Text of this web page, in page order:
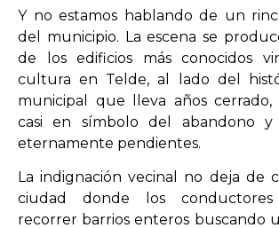
Y no estamos hablando de un
del municipio. La escena se
de los edificios más conocidos
cultura en Telde, al lado del
municipal que lleva años cerrado,
casi en símbolo del abandono y
eternamente pendientes.
La indignación vecinal no deja de
ciudad donde los
recorrer barrios enteros buscando